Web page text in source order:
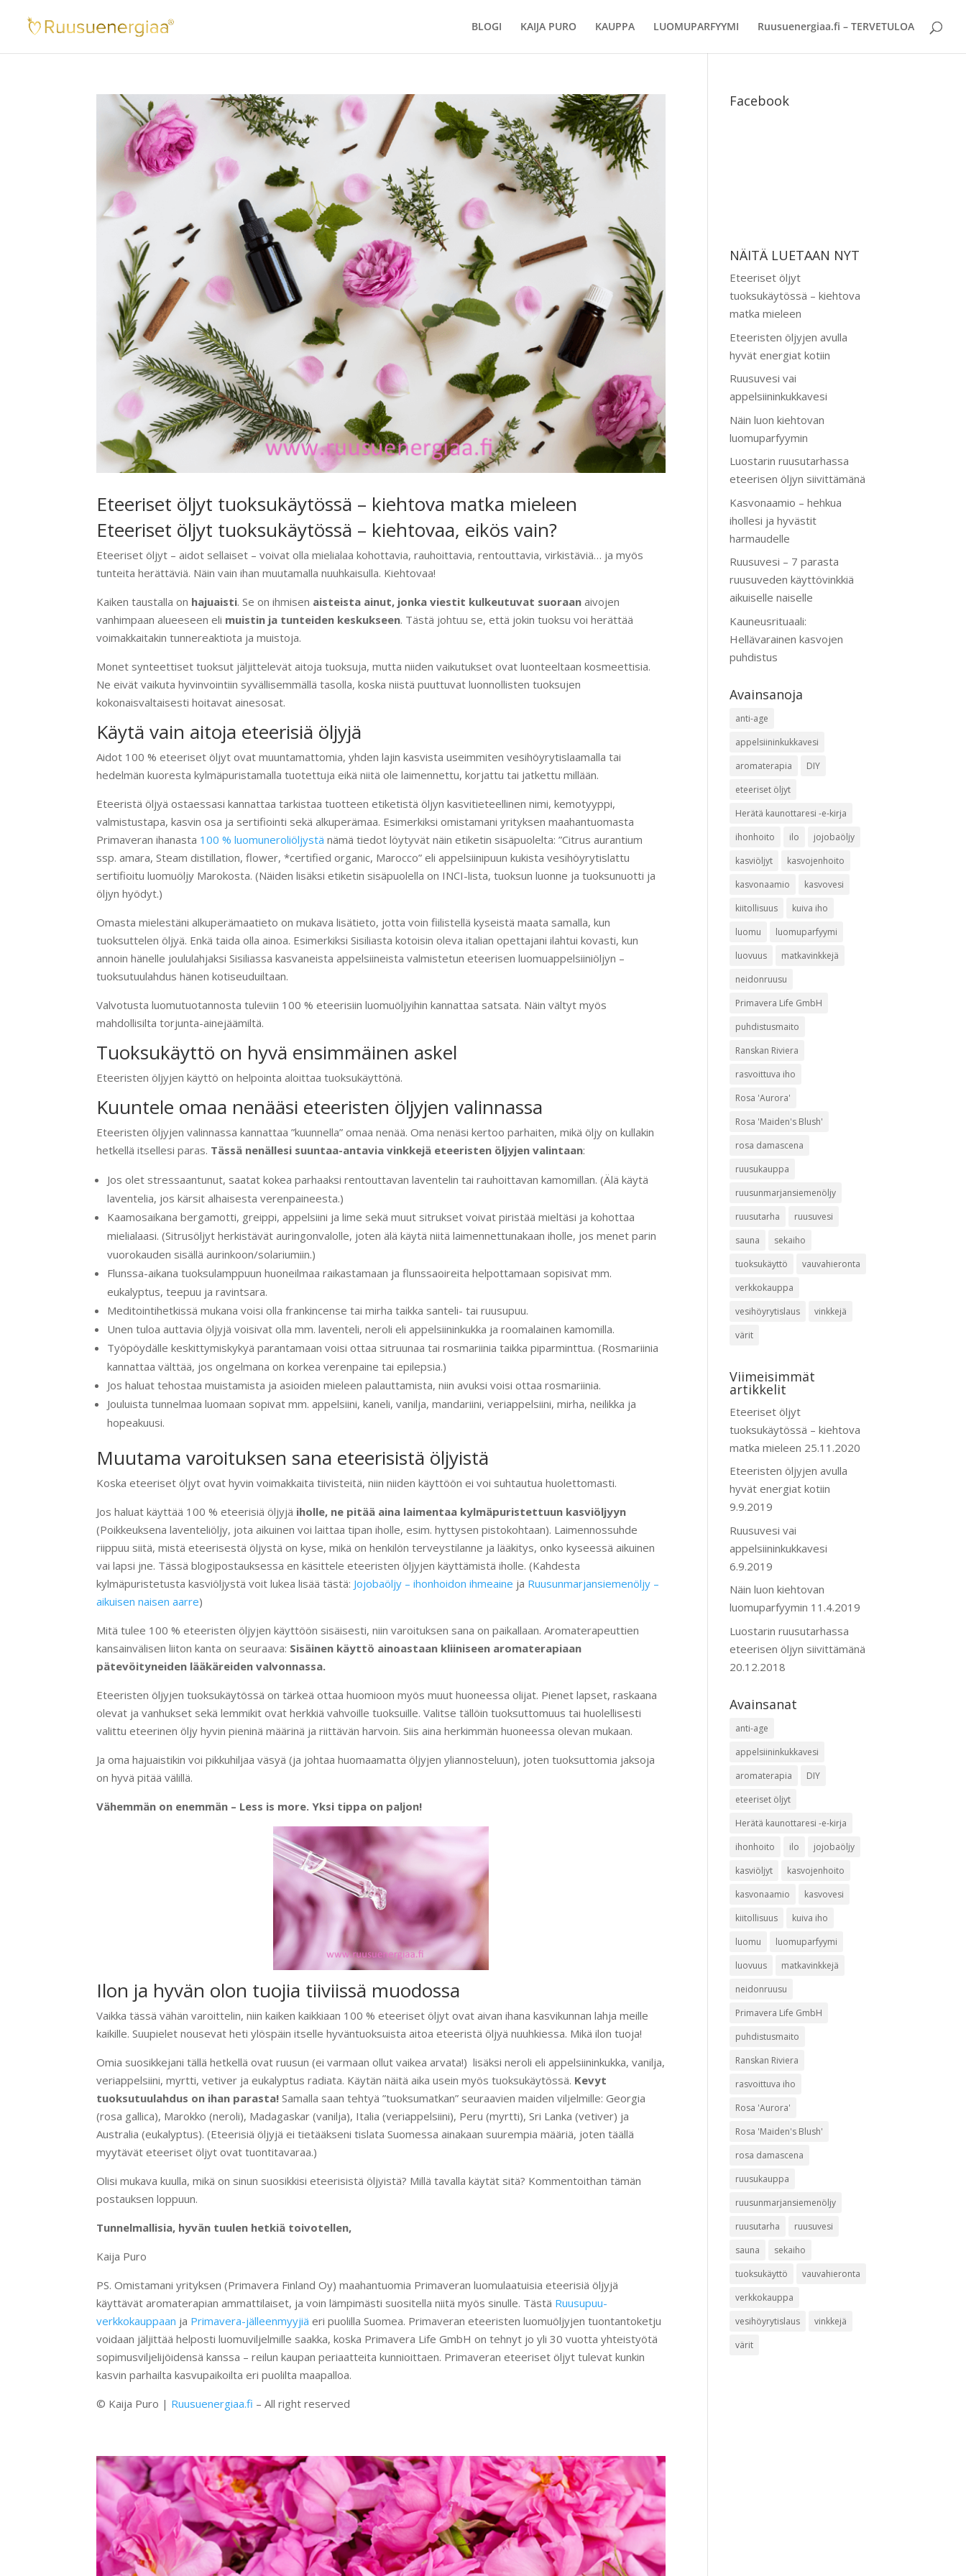
BLOGI KAIJA PURO KAUPPA LUOMUPARFYYMI Ruusuenergiaa.fi – TERVETULOA
Eteeriset öljyt tuoksukäytössä – kiehtova matka mieleen
Eteeriset öljyt tuoksukäytössä – kiehtovaa, eikös vain?
Eteeriset öljyt – aidot sellaiset – voivat olla mielialaa kohottavia, rauhoittavia, rentouttavia, virkistäviä… ja myös
tunteita herättäviä. Näin vain ihan muutamalla nuuhkaisulla. Kiehtovaa!
Kaiken taustalla on hajuaisti. Se on ihmisen aisteista ainut, jonka viestit kulkeutuvat suoraan aivojen
vanhimpaan alueeseen eli muistin ja tunteiden keskukseen. Tästä johtuu se, että jokin tuoksu voi herättää
voimakkaitakin tunnereaktiota ja muistoja.
Monet synteettiset tuoksut jäljittelevät aitoja tuoksuja, mutta niiden vaikutukset ovat luonteeltaan kosmeettisia.
Ne eivät vaikuta hyvinvointiin syvällisemmällä tasolla, koska niistä puuttuvat luonnollisten tuoksujen
kokonaisvaltaisesti hoitavat ainesosat.
Käytä vain aitoja eteerisiä öljyjä
Aidot 100 % eteeriset öljyt ovat muuntamattomia, yhden lajin kasvista useimmiten vesihöyrytislaamalla tai
hedelmän kuoresta kylmäpuristamalla tuotettuja eikä niitä ole laimennettu, korjattu tai jatkettu millään.
Eteeristä öljyä ostaessasi kannattaa tarkistaa tuotteen etiketistä öljyn kasvitieteellinen nimi, kemotyyppi,
valmistustapa, kasvin osa ja sertifiointi sekä alkuperämaa. Esimerkiksi omistamani yrityksen maahantuomasta
Primaveran ihanasta 100 % luomuneroliöljystä nämä tiedot löytyvät näin etiketin sisäpuolelta: ”Citrus aurantium
ssp. amara, Steam distillation, flower, *certified organic, Marocco” eli appelsiinipuun kukista vesihöyrytislattu
sertifioitu luomuöljy Marokosta. (Näiden lisäksi etiketin sisäpuolella on INCI-lista, tuoksun luonne ja tuoksunuotti ja
öljyn hyödyt.)
Omasta mielestäni alkuperämaatieto on mukava lisätieto, jotta voin fiilistellä kyseistä maata samalla, kun
tuoksuttelen öljyä. Enkä taida olla ainoa. Esimerkiksi Sisiliasta kotoisin oleva italian opettajani ilahtui kovasti, kun
annoin hänelle joululahjaksi Sisiliassa kasvaneista appelsiineista valmistetun eteerisen luomuappelsiiniöljyn –
tuoksutuulahdus hänen kotiseuduiltaan.
Valvotusta luomutuotannosta tuleviin 100 % eteerisiin luomuöljyihin kannattaa satsata. Näin vältyt myös
mahdollisilta torjunta-ainejäämiltä.
Tuoksukäyttö on hyvä ensimmäinen askel
Eteeristen öljyjen käyttö on helpointa aloittaa tuoksukäyttönä.
Kuuntele omaa nenääsi eteeristen öljyjen valinnassa
Eteeristen öljyjen valinnassa kannattaa ”kuunnella” omaa nenää. Oma nenäsi kertoo parhaiten, mikä öljy on kullakin
hetkellä itsellesi paras. Tässä nenällesi suuntaa-antavia vinkkejä eteeristen öljyjen valintaan:
Jos olet stressaantunut, saatat kokea parhaaksi rentouttavan laventelin tai rauhoittavan kamomillan. (Älä käytä
laventelia, jos kärsit alhaisesta verenpaineesta.)
Kaamosaikana bergamotti, greippi, appelsiini ja lime sekä muut sitrukset voivat piristää mieltäsi ja kohottaa
mielialaasi. (Sitrusöljyt herkistävät auringonvalolle, joten älä käytä niitä laimennettunakaan iholle, jos menet parin
vuorokauden sisällä aurinkoon/solariumiin.)
Flunssa-aikana tuoksulamppuun huoneilmaa raikastamaan ja flunssaoireita helpottamaan sopisivat mm.
eukalyptus, teepuu ja ravintsara.
Meditointihetkissä mukana voisi olla frankincense tai mirha taikka santeli- tai ruusupuu.
Unen tuloa auttavia öljyjä voisivat olla mm. laventeli, neroli eli appelsiininkukka ja roomalainen kamomilla.
Työpöydälle keskittymiskykyä parantamaan voisi ottaa sitruunaa tai rosmariinia taikka piparminttua. (Rosmariinia
kannattaa välttää, jos ongelmana on korkea verenpaine tai epilepsia.)
Jos haluat tehostaa muistamista ja asioiden mieleen palauttamista, niin avuksi voisi ottaa rosmariinia.
Jouluista tunnelmaa luomaan sopivat mm. appelsiini, kaneli, vanilja, mandariini, veriappelsiini, mirha, neilikka ja
hopeakuusi.
Muutama varoituksen sana eteerisistä öljyistä
Koska eteeriset öljyt ovat hyvin voimakkaita tiivisteitä, niin niiden käyttöön ei voi suhtautua huolettomasti.
Jos haluat käyttää 100 % eteerisiä öljyjä iholle, ne pitää aina laimentaa kylmäpuristettuun kasviöljyyn
(Poikkeuksena laventeliöljy, jota aikuinen voi laittaa tipan iholle, esim. hyttysen pistokohtaan). Laimennossuhde
riippuu siitä, mistä eteerisestä öljystä on kyse, mikä on henkilön terveystilanne ja lääkitys, onko kyseessä aikuinen
vai lapsi jne. Tässä blogipostauksessa en käsittele eteeristen öljyjen käyttämistä iholle. (Kahdesta
kylmäpuristetusta kasviöljystä voit lukea lisää tästä: Jojobaöljy – ihonhoidon ihmeaine ja Ruusunmarjansiemenöljy –
aikuisen naisen aarre)
Mitä tulee 100 % eteeristen öljyjen käyttöön sisäisesti, niin varoituksen sana on paikallaan. Aromaterapeuttien
kansainvälisen liiton kanta on seuraava: Sisäinen käyttö ainoastaan kliiniseen aromaterapiaan
pätevöityneiden lääkäreiden valvonnassa.
Eteeristen öljyjen tuoksukäytössä on tärkeä ottaa huomioon myös muut huoneessa olijat. Pienet lapset, raskaana
olevat ja vanhukset sekä lemmikit ovat herkkiä vahvoille tuoksuille. Valitse tällöin tuoksuttomuus tai huolellisesti
valittu eteerinen öljy hyvin pieninä määrinä ja riittävän harvoin. Siis aina herkimmän huoneessa olevan mukaan.
Ja oma hajuaistikin voi pikkuhiljaa väsyä (ja johtaa huomaamatta öljyjen yliannosteluun), joten tuoksuttomia jaksoja
on hyvä pitää välillä.
Vähemmän on enemmän – Less is more. Yksi tippa on paljon!
Ilon ja hyvän olon tuojia tiiviissä muodossa
Vaikka tässä vähän varoittelin, niin kaiken kaikkiaan 100 % eteeriset öljyt ovat aivan ihana kasvikunnan lahja meille
kaikille. Suupielet nousevat heti ylöspäin itselle hyväntuoksuista aitoa eteeristä öljyä nuuhkiessa. Mikä ilon tuoja!
Omia suosikkejani tällä hetkellä ovat ruusun (ei varmaan ollut vaikea arvata!) lisäksi neroli eli appelsiininkukka, vanilja,
veriappelsiini, myrtti, vetiver ja eukalyptus radiata. Käytän näitä aika usein myös tuoksukäytössä. Kevyt
tuoksutuulahdus on ihan parasta! Samalla saan tehtyä ”tuoksumatkan” seuraavien maiden viljelmille: Georgia
(rosa gallica), Marokko (neroli), Madagaskar (vanilja), Italia (veriappelsiini), Peru (myrtti), Sri Lanka (vetiver) ja
Australia (eukalyptus). (Eteerisiä öljyjä ei tietääkseni tislata Suomessa ainakaan suurempia määriä, joten täällä
myytävät eteeriset öljyt ovat tuontitavaraa.)
Olisi mukava kuulla, mikä on sinun suosikkisi eteerisistä öljyistä? Millä tavalla käytät sitä? Kommentoithan tämän
postauksen loppuun.
Tunnelmallisia, hyvän tuulen hetkiä toivotellen,
Kaija Puro
PS. Omistamani yrityksen (Primavera Finland Oy) maahantuomia Primaveran luomulaatuisia eteerisiä öljyjä
käyttävät aromaterapian ammattilaiset, ja voin lämpimästi suositella niitä myös sinulle. Tästä Ruusupuu-
verkkokauppaan ja Primavera-jälleenmyyjiä eri puolilla Suomea. Primaveran eteeristen luomuöljyjen tuontantoketju
voidaan jäljittää helposti luomuviljelmille saakka, koska Primavera Life GmbH on tehnyt jo yli 30 vuotta yhteistyötä
sopimusviljelijöidensä kanssa – reilun kaupan periaatteita kunnioittaen. Primaveran eteeriset öljyt tulevat kunkin
kasvin parhailta kasvupaikoilta eri puolilta maapalloa.
© Kaija Puro | Ruusuenergiaa.fi – All right reserved
Facebook
NÄITÄ LUETAAN NYT
Eteeriset öljyt
tuoksukäytössä – kiehtova
matka mieleen
Eteeristen öljyjen avulla
hyvät energiat kotiin
Ruusuvesi vai
appelsiininkukkavesi
Näin luon kiehtovan
luomuparfyymin
Luostarin ruusutarhassa
eteerisen öljyn siivittämänä
Kasvonaamio – hehkua
ihollesi ja hyvästit
harmaudelle
Ruusuvesi – 7 parasta
ruusuveden käyttövinkkiä
aikuiselle naiselle
Kauneusrituaali:
Hellävarainen kasvojen
puhdistus
Avainsanoja
anti-age
appelsiininkukkavesi
aromaterapia
DIY
eteeriset öljyt
Herätä kaunottaresi -e-kirja
ihonhoito
ilo
jojobaöljy
kasviöljyt
kasvojenhoito
kasvonaamio
kasvovesi
kiitollisuus
kuiva iho
luomu
luomuparfyymi
luovuus
matkavinkkejä
neidonruusu
Primavera Life GmbH
puhdistusmaito
Ranskan Riviera
rasvoittuva iho
Rosa 'Aurora'
Rosa 'Maiden's Blush'
rosa damascena
ruusukauppa
ruusunmarjansiemenöljy
ruusutarha
ruusuvesi
sauna
sekaiho
tuoksukäyttö
vauvahieronta
verkkokauppa
vesihöyrytislaus
vinkkejä
värit
Viimeisimmät
artikkelit
Eteeriset öljyt
tuoksukäytössä – kiehtova
matka mieleen 25.11.2020
Eteeristen öljyjen avulla
hyvät energiat kotiin
9.9.2019
Ruusuvesi vai
appelsiininkukkavesi
6.9.2019
Näin luon kiehtovan
luomuparfyymin 11.4.2019
Luostarin ruusutarhassa
eteerisen öljyn siivittämänä
20.12.2018
Avainsanat
anti-age
appelsiininkukkavesi
aromaterapia
DIY
eteeriset öljyt
Herätä kaunottaresi -e-kirja
ihonhoito
ilo
jojobaöljy
kasviöljyt
kasvojenhoito
kasvonaamio
kasvovesi
kiitollisuus
kuiva iho
luomu
luomuparfyymi
luovuus
matkavinkkejä
neidonruusu
Primavera Life GmbH
puhdistusmaito
Ranskan Riviera
rasvoittuva iho
Rosa 'Aurora'
Rosa 'Maiden's Blush'
rosa damascena
ruusukauppa
ruusunmarjansiemenöljy
ruusutarha
ruusuvesi
sauna
sekaiho
tuoksukäyttö
vauvahieronta
verkkokauppa
vesihöyrytislaus
vinkkejä
värit